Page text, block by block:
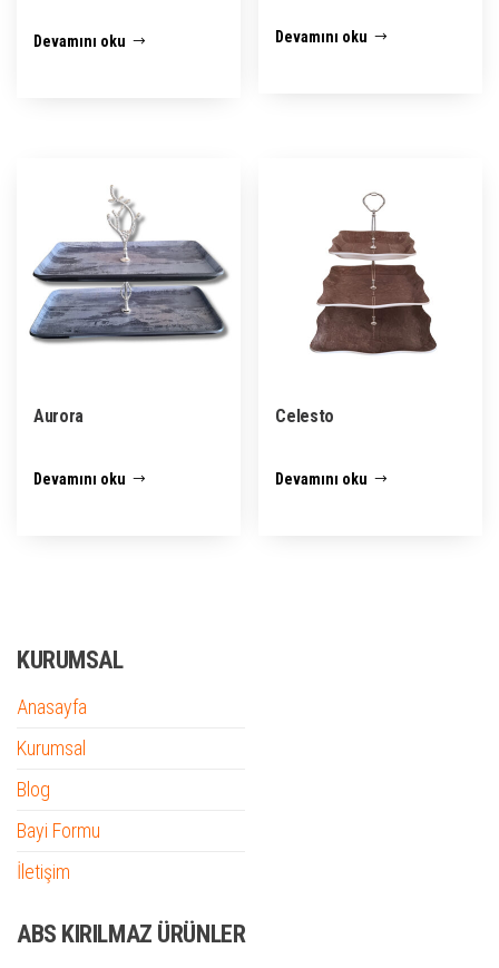
Devamını oku Devamını oku
Aurora
Devamını oku
Celesto
Devamını oku
KURUMSAL
Anasayfa
Kurumsal
Blog
Bayi Formu
İletişim
ABS KIRILMAZ ÜRÜNLER